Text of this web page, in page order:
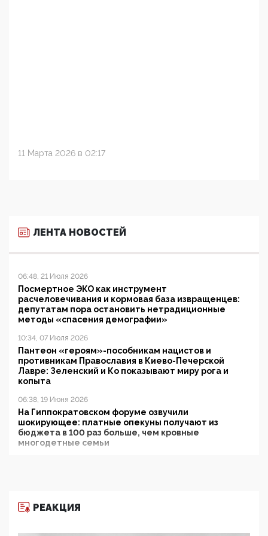
11 Марта 2026 в 02:17
ЛЕНТА НОВОСТЕЙ
06:48, 21 Июля 2026
Посмертное ЭКО как инструмент
расчеловечивания и кормовая база извращенцев:
депутатам пора остановить нетрадиционные
методы «спасения демографии»
10:34, 07 Июля 2026
Пантеон «героям»-пособникам нацистов и
противникам Православия в Киево-Печерской
Лавре: Зеленский и Ко показывают миру рога и
копыта
06:38, 19 Июня 2026
На Гиппократовском форуме озвучили
шокирующее: платные опекуны получают из
бюджета в 100 раз больше, чем кровные
многодетные семьи
11:53, 09 Июня 2026
РЕАКЦИЯ